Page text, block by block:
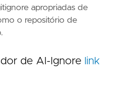
apropriadas de
o repositório de
de AI-Ignore link